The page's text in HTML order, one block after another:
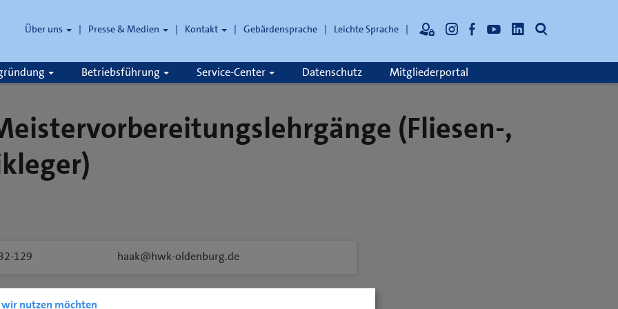
Über uns Presse & Medien Kontakt Gebärdensprache Leichte Sprache
Betriebsführung Service-Center Datenschutz Mitgliederportal
(Fliesen-,
129 haak@hwk-oldenburg.de
nutzen möchten